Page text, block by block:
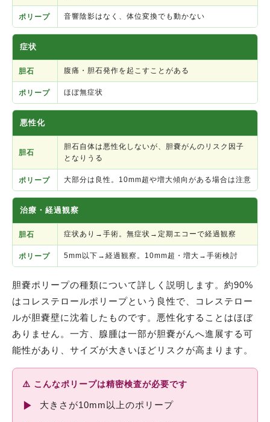
ポリープ 音響陰影はなく、体位変換でも動かない
症状
胆石 腹痛・胆石発作を起こすことがある
ポリープ ほぼ無症状
悪性化
胆石
胆石自体は悪性化しないが、胆嚢がんのリスク因子
となりうる
ポリープ 大部分は良性。10mm超や増大傾向がある場合は注意
治療・経過観察
胆石 症状あり→手術。無症状→定期エコーで経過観察
ポリープ 5mm以下→経過観察。10mm超・増大→手術検討
胆嚢ポリープの種類について詳しく説明します。約90%
はコレステロールポリープという良性で、コレステロー
ルが胆嚢壁に沈着したものです。悪性化することはほぼ
ありません。一方、腺腫は一部が胆嚢がんへ進展する可
能性があり、サイズが大きいほどリスクが高まります。
⚠️ こんなポリープは精密検査が必要です
▶ 大きさが10mm以上のポリープ